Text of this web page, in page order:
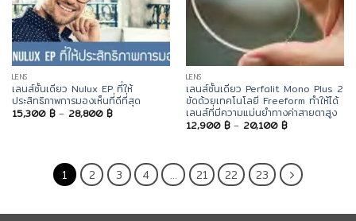
LENS
เลนส์ชั้นเดียว Nulux EP ที่ให้
ประสิทธิภาพการมองเห็นที่ดีที่สุด
15,300 ฿ – 28,800 ฿Price
range:
LENS
เลนส์ชั้นเดียว Perfalit Mono Plus 2
ขัดด้วยเทคโนโลยี Freeform ทำให้ได้
เลนส์ที่มีความแม่นยำทางค่าสายตาสูง
12,900 ฿ – 20,100 ฿Price
range:
20,100 ฿
1 2 3 4 … 21 22 23